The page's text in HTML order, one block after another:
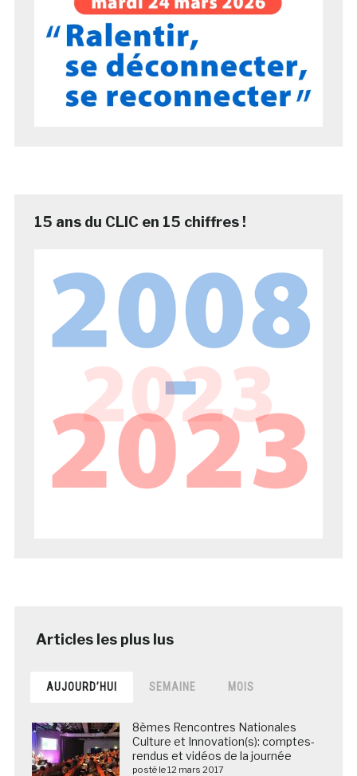
15 ans du CLIC en 15 chiffres !
AUJOURD’HUI SEMAINE MOIS
8èmes Rencontres Nationales
Culture et Innovation(s): comptes-
rendus et vidéos de la journée
posté le 12 mars 2017